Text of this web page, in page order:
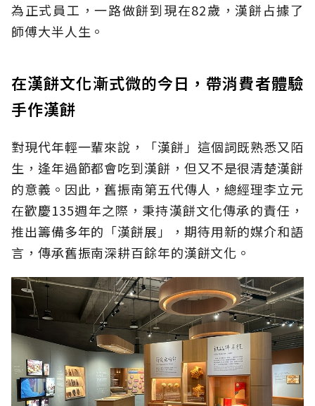
為正式員工，一路做餅到現在82歲，漢餅占據了
師傅大半人生。
在漢餅文化漸式微的今日，帶消費者體驗
手作漢餅
對現代年輕一輩來說，「漢餅」這個詞既熟悉又陌
生，逢年過節都會吃到漢餅，但又不是很清楚漢餅
的意義。因此，舊振南第五代傳人，總經理李立元
在歡慶135週年之際，秉持漢餅文化傳承的責任，
推出籌備多年的「漢餅展」，期待用新的媒介和語
言，傳承舊振南深耕百餘年的漢餅文化。